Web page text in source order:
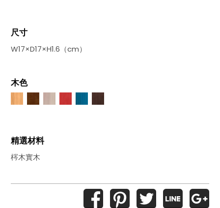
尺寸
W17×D17×H1.6（cm）
木色
精選材料
梣木實木